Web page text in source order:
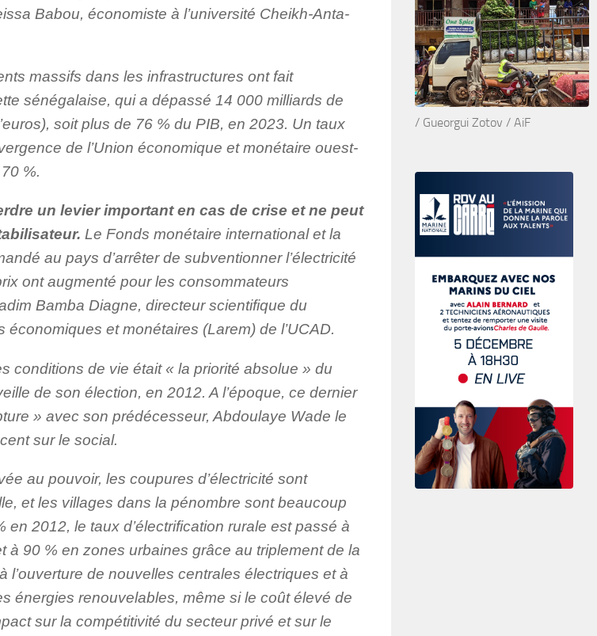
Babou, économiste à l’université Cheikh-Anta-
massifs dans les infrastructures ont fait
sénégalaise, qui a dépassé 14 000 milliards de
soit plus de 76 % du PIB, en 2023. Un taux
de l’Union économique et monétaire ouest-
%.
un levier important en cas de crise et ne peut
Le Fonds monétaire international et la
au pays d’arrêter de subventionner l’électricité
ont augmenté pour les consommateurs
Bamba Diagne, directeur scientifique du
et monétaires (Larem) de l’UCAD.
conditions de vie était « la priorité absolue » du
de son élection, en 2012. A l’époque, ce dernier
» avec son prédécesseur, Abdoulaye Wade le
sur le social.
au pouvoir, les coupures d’électricité sont
et les villages dans la pénombre sont beaucoup
en 2012, le taux d’électrification rurale est passé à
à 90 % en zones urbaines grâce au triplement de la
l’ouverture de nouvelles centrales électriques et à
énergies renouvelables, même si le coût élevé de
sur la compétitivité du secteur privé et sur le
/ Gueorgui Zotov / AiF